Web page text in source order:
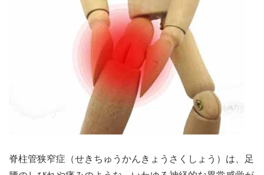
脊柱管狭窄症（せきちゅうかんきょうさくしょう）は、足